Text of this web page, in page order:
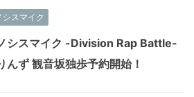
シスマイク
シスマイク -Division Rap Battle-
んず 観音坂独歩予約開始！